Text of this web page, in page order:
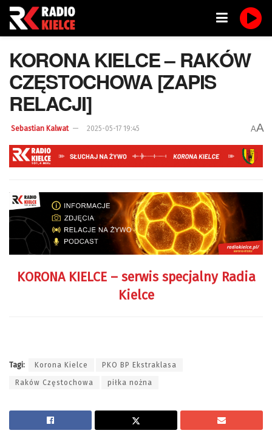
KORONA KIELCE – RAKÓW
CZĘSTOCHOWA [ZAPIS
RELACJI]
Sebastian Kalwat 2025-05-17 19:45 AA
KORONA KIELCE – serwis specjalny Radia
Kielce
Tagi: Korona Kielce PKO BP Ekstraklasa
Raków Częstochowa piłka nożna